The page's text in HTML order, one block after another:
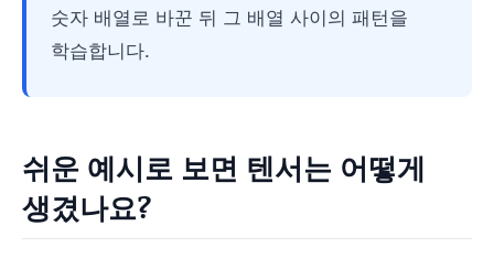
숫자 배열로 바꾼 뒤 그 배열 사이의 패턴을
학습합니다.
쉬운 예시로 보면 텐서는 어떻게
생겼나요?